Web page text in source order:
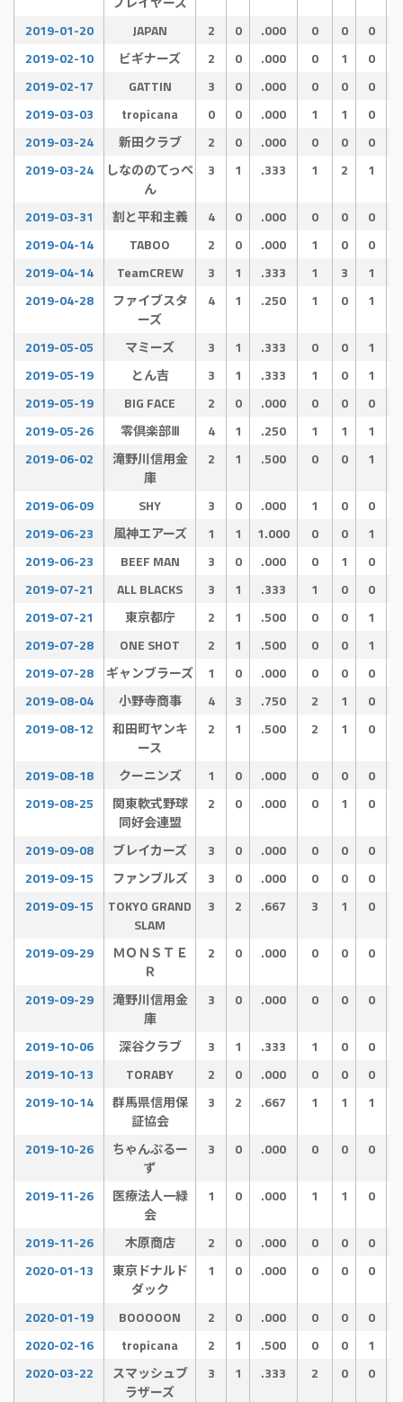
2019-01-20
JAPAN 2 0 .000 0 0 0
2019-02-10
ビギナーズ 2 0 .000 0 1 0
2019-02-17
GATTIN 3 0 .000 0 0 0
2019-03-03
tropicana 0 0 .000 1 1 0
2019-03-24
新田クラブ 2 0 .000 0 0 0
2019-03-24
しなののてっぺ
ん
3 1 .333 1 2 1
2019-03-31 割と平和主義 4 0 .000 0 0 0
2019-04-14
TABOO 2 0 .000 1 0 0
2019-04-14
TeamCREW 3 1 .333 1 3 1
2019-04-28
ファイブスタ
ーズ
4 1 .250 1 0 1
2019-05-05 マミーズ 3 1 .333 0 0 1
2019-05-19
とん吉 3 1 .333 1 0 1
2019-05-19
BIG FACE 2 0 .000 0 0 0
2019-05-26
零倶楽部Ⅲ 4 1 .250 1 1 1
2019-06-02
滝野川信用金
庫
2 1 .500 0 0 1
2019-06-09 SHY 3 0 .000 1 0 0
2019-06-23
風神エアーズ 1 1 1.000 0 0 1
2019-06-23
BEEF MAN 3 0 .000 0 1 0
2019-07-21
ALL BLACKS 3 1 .333 1 0 0
2019-07-21
東京都庁 2 1 .500 0 0 1
2019-07-28
ONE SHOT 2 1 .500 0 0 1
2019-07-28
ギャンブラーズ 1 0 .000 0 0 0
2019-08-04
小野寺商事 4 3 .750 2 1 0
2019-08-12
和田町ヤンキ
ース
2 1 .500 2 1 0
2019-08-18 クーニンズ 1 0 .000 0 0 0
2019-08-25
関東軟式野球
同好会連盟
2 0 .000 0 1 0
2019-09-08 ブレイカーズ 3 0 .000 0 0 0
2019-09-15
ファンブルズ 3 0 .000 0 0 0
2019-09-15
TOKYO GRAND
SLAM
3 2 .667 3 1 0
2019-09-29
ＭＯＮＳＴＥ
Ｒ
2 0 .000 0 0 0
2019-09-29
滝野川信用金
庫
3 0 .000 0 0 0
2019-10-06 深谷クラブ 3 1 .333 1 0 0
2019-10-13
TORABY 2 0 .000 0 0 0
2019-10-14
群馬県信用保
証協会
3 2 .667 1 1 1
2019-10-26
ちゃんぷるー
ず
3 0 .000 0 0 0
2019-11-26
医療法人一緑
会
1 0 .000 1 1 0
2019-11-26 木原商店 2 0 .000 0 0 0
2020-01-13
東京ドナルド
ダック
1 0 .000 0 0 0
2020-01-19 BOOOOON 2 0 .000 0 0 0
2020-02-16
tropicana 2 1 .500 0 0 1
2020-03-22
スマッシュブ
ラザーズ
3 1 .333 2 0 0